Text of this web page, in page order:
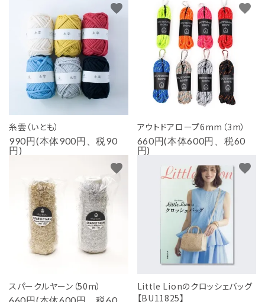
糸雲（いとも）
990円(本体900円、税90
円)
favorite
アウトドアロープ6mm（3m）
660円(本体600円、税60
円)
favorite
スパークルヤーン（50m）
favorite
Little Lionのクロッシェバッグ
【BU11825】
favorite